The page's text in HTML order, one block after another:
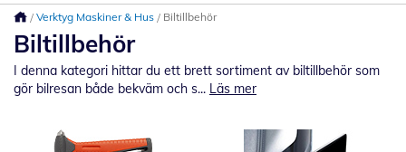
Verktyg Maskiner & Hus Biltillbehör
Biltillbehör
I denna kategori hittar du ett brett sortiment av biltillbehör som
gör bilresan både bekväm och s... Läs mer